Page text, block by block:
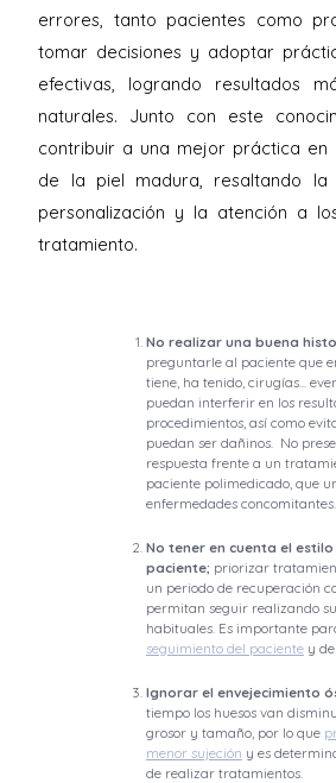
errores, tanto pacientes como
tomar decisiones y adoptar
efectivas, logrando resultados
naturales. Junto con este
contribuir a una mejor práctica en
de la piel madura, resaltando
personalización y la atención a
tratamiento.
No realizar una buena
preguntarle al paciente que
tiene, ha tenido, cirugías...
puedan interferir en los
procedimientos, así como
puedan ser dañinos. No
respuesta frente a un
paciente polimedicado, que
enfermedades concomitantes.
No tener en cuenta el
paciente; priorizar
un periodo de recuperación
permitan seguir realizando
habituales. Es importante
seguimiento del pacientey de
Ignorar el envejecimiento
tiempo los huesos van
grosor y tamaño, por lo que
menor sujeción y es
de realizar tratamientos.